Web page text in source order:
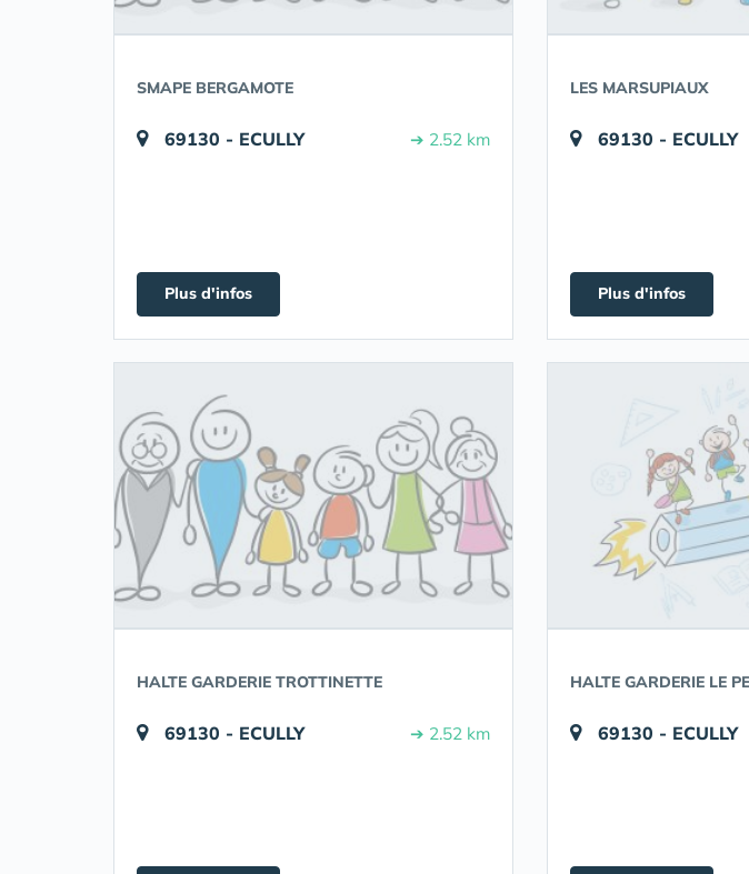
SMAPE BERGAMOTE
69130 - ECULLY ➔ 2.52 km
Plus d'infos
LES MARSUPIAUX
69130 - ECULLY
Plus d'infos
HALTE GARDERIE TROTTINETTE
69130 - ECULLY ➔ 2.52 km
HALTE GARDERIE LE
69130 - ECULLY